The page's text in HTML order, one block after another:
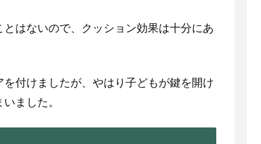
はないので、クッション効果は十分にあ
付けましたが、やはり子どもが鍵を開け
ました。